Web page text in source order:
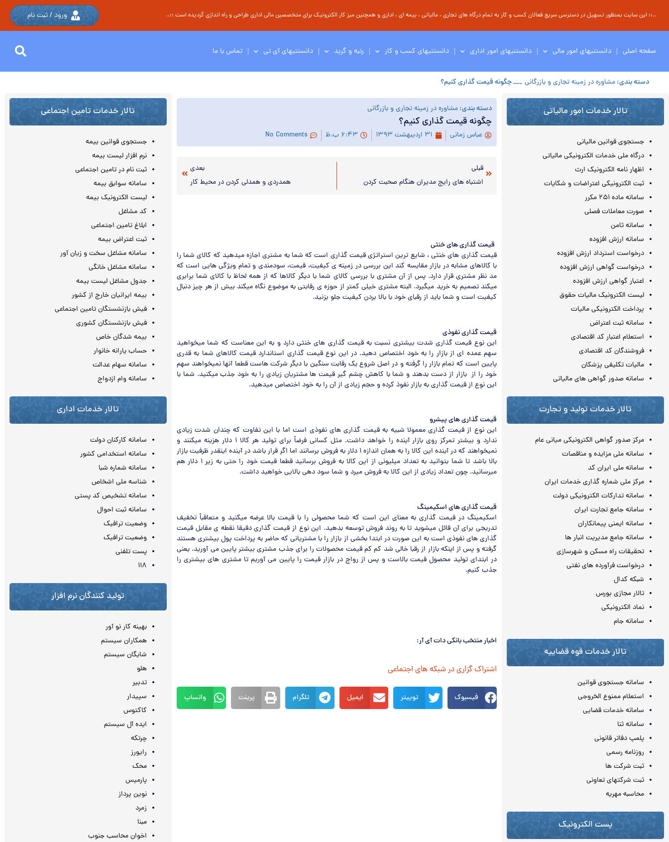
..:: این سایت بمنظور تسهیل در دسترسی سریع فعالان کسب و کار به تمام درگاه های تجاری ، مالیاتی ، بیمه ای ، اداری و همچنین میز کار الکترونیک برای متخصصین مالی اداری طراحی و راه اندازی گردیده است ::.. ورود / ثبت نام
صفحه اصلی دانستنیهای امور مالی دانستنیهای امور اداری دانستنیهای کسب و کار رتبه و گرید دانستنیهای آی تی تماس با ما
دسته بندی:مشاوره در زمینه تجاری و بازرگانی ___ چگونه قیمت گذاری کنیم؟
تالار خدمات امور مالیاتی
جستجوی قوانین مالیانی
درگاه ملی خدمات الکترونیکی مالیاتی
اظهار نامه الکترونیک ارث
ثبت الکترونیکی اعتراضات و شکایات
سامانه ماده ۲۵۱ مکرر
صورت معاملات فصلی
سامانه ثامن
سامانه ارزش افزوده
درخواست استرداد ارزش افزوده
درخواست گواهی ارزش افزوده
اعتبار گواهی ارزش افزوده
لیست الکترونیک مالیات حقوق
پرداخت الکترونیکی مالیات
سامانه ثبت اعتراض
استعلام اعتبار کد اقتصادی
فروشندگان کد اقتصادی
مالیات تکلیفی پزشکان
سامانه صدور گواهی های مالیاتی
تالار خدمات تولید و تجارت
مرکز صدور گواهی الکترونیکی میانی عام
سامانه ملی مزایده و مناقصات
سامانه ملی ایران کد
مرکز ملی شماره گذاری خدمات ایران
سامانه تدارکات الکترونیکی دولت
سامانه جامع تجارت ایران
سامانه ایمنی پیمانکاران
سامانه جامع مدیریت انبار ها
تحقیقات راه مسکن و شهرسازی
درخواست فرآورده های نفتی
شبکه کدال
تالار مجازی بورس
نماد الکترونیکی
سامانه جام
تالار خدمات قوه قضاییه
سامانه جستجوی قوانین
استعلام ممنوع الخروجی
سامانه خدمات قضایی
سامانه ثنا
پلمپ دفاتر قانونی
روزنامه رسمی
ثبت شرکت ها
ثبت شرکتهای تعاونی
محاسبه مهريه
پست الکترونیک
دسته بندی:مشاوره در زمینه تجاری و بازرگانی
چگونه قیمت گذاری کنیم؟
عباس زمانی ۳۱ اردیبهشت ۱۳۹۳ ۶:۴۳ ب.ظ No Comments
قبلی
اشتباه های رایج مدیران هنگام صحبت کردن
بعدی
همدردی و همدلی کردن در محیط کار
قیمت گذاری های خنثی
قیمت گذاری های خنثی ، شایع ترین استراتژی قیمت گذاری است که شما به مشتری اجازه میدهید که کالای شما را
با کالاهای مشابه در بازار مقایسه کند این بررسی در زمینه ی کیفیت، قیمت، سودمندی و تمام ویژگی هایی است که
مد نظر مشتری قرار دارد. پس از آن مشتری با بررسی کالای شما با دیگر کالاها که از همه لحاظ با کالای شما برابری
میکند تصمیم به خرید میگیرد. البته مشتری خیلی کمتر از حوزه ی رقابتی به موضوع نگاه میکند بیش از هر چیز دنبال
کیفیت است و شما باید از رقبای خود با بالا بردن کیفیت جلو بزنید.
قیمت گذاری نفوذی
این نوع قیمت گذاری شدت بیشتری نسبت به قیمت گذاری های خنثی دارد و به این معناست که شما میخواهید
سهم عمده ای از بازار را به خود اختصاص دهید. در این نوع قیمت گذاری استاندارد قیمت کالاهای شما به قدری
پایین است که تمام بازار را گرفته و در اصل شروع یک رقابت سنگین با دیگر شرکت هاست قطعا آنها نمیخواهند سهم
خود را از بازار از دست بدهند و شما با کاهش چشم گیر قیمت ها مشتریان زیادی را به خود جذب میکنید. شما با
این نوع از قیمت گذاری به بازار نفوذ کرده و حجم زیادی از آن را به خود اختصاص میدهید.
قیمت گذاری های پیشرو
این نوع از قیمت گذاری معمولا شبیه به قیمت گذاری های نفوذی است اما با این تفاوت که چندان شدت زیادی
ندارد و بیشتر تمرکز روی بازار آینده را خواهد داشت. مثل کسانی فرضاً برای تولید هر کالا ۱ دلار هزینه میکنند و
نمیخواهند که در آینده این کالا را به همان اندازه ۱ دلار به فروش برسانند اما اگر قرار باشد در آینده اینقدر ظرفیت بازار
بالا باشد تا شما بتوانید به تعداد میلیونی از این کالا به فروش برسانید قطعا قیمت خود را حتی به زیر ۱ دلار هم
میرسانید. چون تعداد زیادی از این کالا به فروش میرد و شما سود دهی بالایی خواهید داشت.
قیمت گذاری های اسکیمینگ
اسکیمینگ در قیمت گذاری به معنای این است که شما محصولی را با قیمت بالا عرضه میکنید و متعاقباً تخفیف
تدریجی برای آن قائل میشوید تا به روند فروش توسعه بدهید. این نوع از قیمت گذاری دقیقا نقطه ی مقابل قیمت
گذاری های نفوذی است به این صورت در ابتدا بخشی از بازار را با مشتریانی که حاضر به پرداخت پول بیشتری هستند
گرفته و پس از اینکه بازار از رقبا خالی شد کم کم قیمت محصولات را برای جذب مشتری بیشتر پایین می آورید. یعنی
در ابتدای تولید محصول قیمت بالاست و پس از رواج در بازار قیمت را پایین می آوریم تا مشتری های بیشتری را
جذب کنیم.
اخبار منتخب بانکی دات آی آر:
اشتراک گزاری در شبکه های اجتماعی
فیسبوک توییتر ایمیل تلگرام پرینت واتساپ
تالار خدمات تامین اجتماعی
جستجوی قوانین بیمه
نرم افزار لیست بیمه
ثبت نام در تامین اجتماعی
سامانه سوابق بیمه
لیست الکترونیک بیمه
کد مشاغل
ابلاغ تامین اجتماعی
ثبت اعتراض بیمه
سامانه مشاغل سخت و زیان آور
سامانه مشاغل خانگی
جدول مشاغل لیست بیمه
بیمه ایرانیان خارج از کشور
فیش بازنشستگان تامین اجتماعی
فیش بازنشستگان کشوری
بیمه شدگان خاص
حساب یارانه خانوار
سامانه سهام عدالت
سامانه وام ازدواج
تالار خدمات اداری
سامانه کارکنان دولت
سامانه استخدامی کشور
سامانه شماره شبا
شناسه ملی اشخاص
سامانه تشخیص کد پستی
سامانه ثبت احوال
وضعیت ترافیک
وضعیت ترافیک
پست تلفنی
۱۱۸
تولید کنندگان نرم افزار
بهینه کار نو آور
همکاران سیستم
شایگان سیستم
هلو
تدبیر
سپیدار
کاکتوس
ایده آل سیستم
چرتکه
رایورز
محک
پارمیس
نوین پرداز
زمرد
مبنا
اخوان محاسب جنوب